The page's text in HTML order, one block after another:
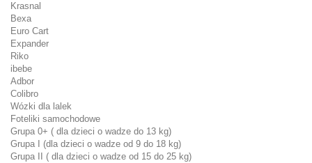
Krasnal
Bexa
Euro Cart
Expander
Riko
ibebe
Adbor
Colibro
Wózki dla lalek
Foteliki samochodowe
Grupa 0+ ( dla dzieci o wadze do 13 kg)
Grupa I (dla dzieci o wadze od 9 do 18 kg)
Grupa II ( dla dzieci o wadze od 15 do 25 kg)